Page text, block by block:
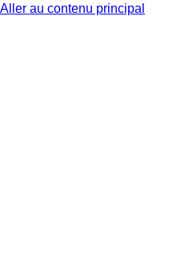
Aller au contenu principal